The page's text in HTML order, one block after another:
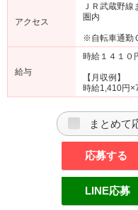
アクセス
ＪＲ武蔵野
圏内
※自転車通勤
給与
時給１４１０
【月収例】
時給1,410円
まとめて
応募する
LINE応募